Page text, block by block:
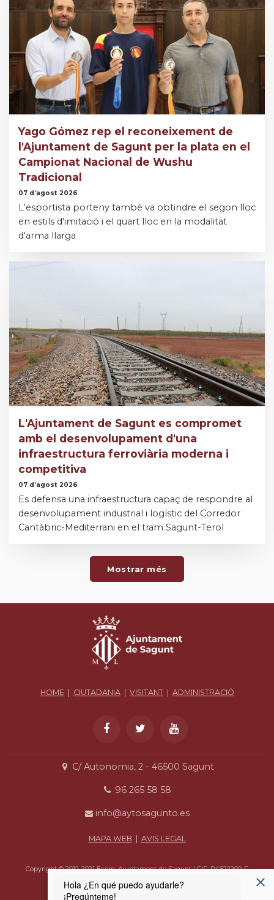
Yago Gómez rep el reconeixement de
l'Ajuntament de Sagunt per la plata en el
Campionat Nacional de Wushu
Tradicional
07 d’agost 2026
L'esportista porteny també va obtindre el segon lloc
en estils d'imitació i el quart lloc en la modalitat
d'arma llarga
L'Ajuntament de Sagunt es compromet
amb el desenvolupament d'una
infraestructura ferroviària moderna i
competitiva
07 d’agost 2026
Es defensa una infraestructura capaç de respondre al
desenvolupament industrial i logístic del Corredor
Cantàbric-Mediterrani en el tram Sagunt-Terol
Mostrar més
HOME CIUTADANIA| VISITANT| ADMINISTRACIÓ
C/ Autonomia, 2 - 46500 Sagunt
96 265 58 58
info@aytosagunto.es
MAPA WEB | AVIS LEGAL
Copyright © 2012-2021 Excm. Ajuntament de Sagunt | CIF: P4622200-F